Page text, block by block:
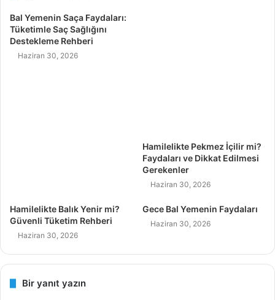
Bal Yemenin Saça Faydaları:
Tüketimle Saç Sağlığını
Destekleme Rehberi
Haziran 30, 2026
Hamilelikte Pekmez İçilir mi?
Faydaları ve Dikkat Edilmesi
Gerekenler
Haziran 30, 2026
Hamilelikte Balık Yenir mi?
Güvenli Tüketim Rehberi
Haziran 30, 2026
Gece Bal Yemenin Faydaları
Haziran 30, 2026
Bir yanıt yazın